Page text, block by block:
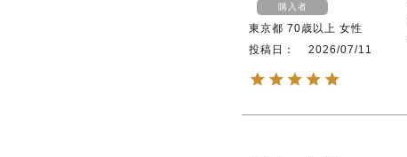
購入者
東京都 70歳以上 女性
投稿日
2026/07/11